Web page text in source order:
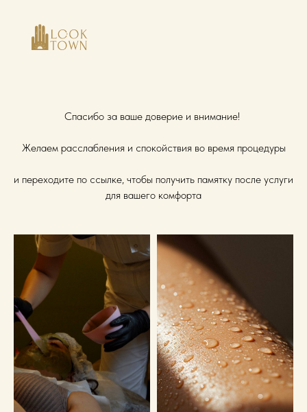
Спасибо за ваше доверие и внимание!
Желаем расслабления и спокойствия во время процедуры
и переходите по ссылке, чтобы получить памятку после услуги
для вашего комфорта